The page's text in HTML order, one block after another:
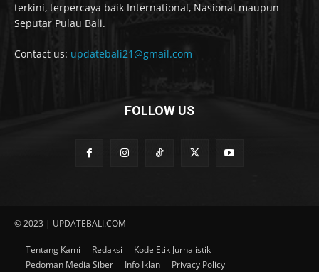
terkini, terpercaya baik International, Nasional maupun
Seputar Pulau Bali.
Contact us: updatebali21@gmail.com
FOLLOW US
© 2023 | UPDATEBALI.COM
Tentang Kami Redaksi
Kode Etik Jurnalistik
Pedoman Media Siber
Info Iklan Privacy Policy